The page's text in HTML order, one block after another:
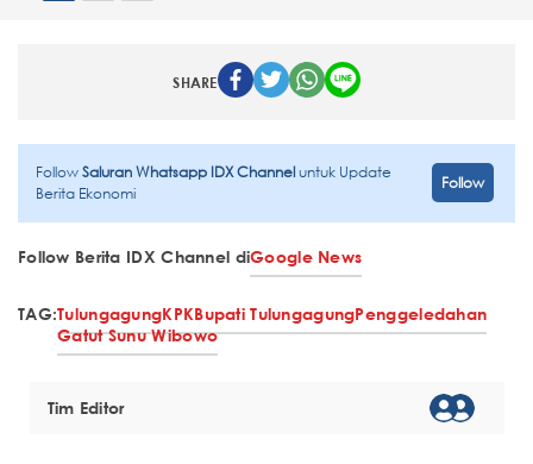
SHARE
FollowSaluran Whatsapp IDX Channeluntuk Update
Berita Ekonomi
Follow
Follow Berita IDX Channel diGoogle News
TAG:TulungagungKPKBupati TulungagungPenggeledahan
Gatut Sunu Wibowo
Tim Editor